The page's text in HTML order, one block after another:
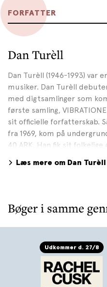
FORFATTER
Dan Turèll
Dan Turèll (1946-1993) var
musiker. Dan Turèll
med digtsamlinger som
første samling,
sit officielle forfatterskab.
fra 1969, kom på
40 ARK. Han fik sit
ungdom i et
startende med MORD I
de hårdkogte amerikanske
plottet, men også
Turèlls enorme produktion
udgivelser. Dan Turèll
spiserøret 15. oktober
Læs mere om Dan Turèll
Bøger i samme
Udkommer d. 27/8